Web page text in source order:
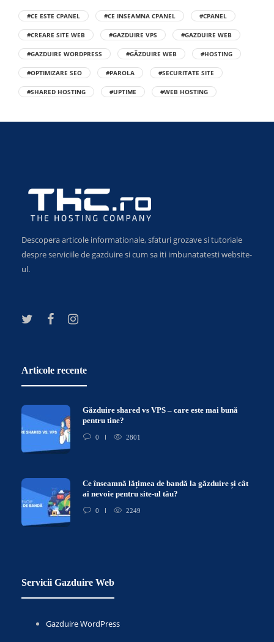
#CE ESTE CPANEL #CE INSEAMNA CPANEL #CPANEL
#CREARE SITE WEB #GAZDUIRE VPS #GAZDUIRE WEB
#GAZDUIRE WORDPRESS #GĂZDUIRE WEB #HOSTING
#OPTIMIZARE SEO #PAROLA #SECURITATE SITE
#SHARED HOSTING #UPTIME #WEB HOSTING
Descopera articole informationale, sfaturi grozave si tutoriale
despre serviciile de gazduire si cum sa iti imbunatatesti website-
ul.
Articole recente
Găzduire shared vs VPS – care este mai bună
pentru tine?
0 2801
Ce înseamnă lățimea de bandă la găzduire și cât
ai nevoie pentru site-ul tău?
0 2249
Servicii Gazduire Web
Gazduire WordPress